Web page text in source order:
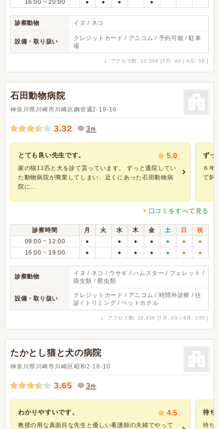
16:00 ~ 20:00 ● ● ● ●
診察動物 イヌ / ネコ
設備・取り扱い
クレジットカード / アニコム / 予約可能 / 駐車
場
↓ アクセス数: 10,298 [7月: 49 | 6月: 58 ]
石田動物病院
神奈川県川崎市川崎区鋼管通2-19-16
3.32 3件
とても良い先生です。 5.0
家の猫11匹と犬を診て貰っています。 ずっと通院してい
た動物病院が廃業してしまい、近くにあった石田動物病
院に...
ずっ
６年
て飼
口コミをすべて見る
診察時間 月 火 水 木 金 土 日
祝
09:00 ~ 12:00
● ● ● ● ● ● ●
16:00 ~ 19:00 ● ● ● ● ● ● ●
診察動物
イヌ / ネコ / ウサギ / ハムスター / フェレット /
両生類 / 爬虫類
設備・取り扱い
クレジットカード / アニコム / 時間外診療 / 往
診 / トリミング / ペットホテル
↓ アクセス数: 18,456 [7月: 89 | 6月: 105 ]
たかとし猫と犬の病院
神奈川県川崎市川崎区昭和2-18-10
3.65 3件
わかりやすいです。 4.5
教授の用な真面目な先生と優しい看護師の夫婦でやって
待ち
待ち